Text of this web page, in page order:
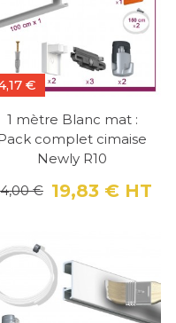
à investir dans un
tableau de
votre collection
avec goût.
base
€
1 mètre Blanc mat :
complet cimaise
Newly R10
19,83 € HT
€